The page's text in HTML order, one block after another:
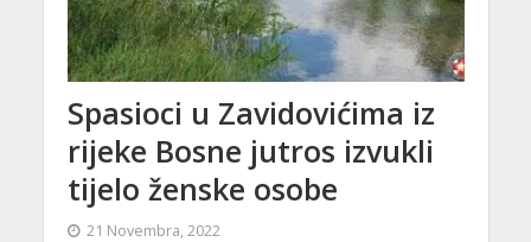
Spasioci u Zavidovićima iz
rijeke Bosne jutros izvukli
tijelo ženske osobe
21 Novembra, 2022